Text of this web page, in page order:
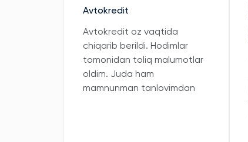
Avtokredit
Avtokredit oz vaqtida
chiqarib berildi. Hodimlar
tomonidan toliq malumotlar
oldim. Juda ham
mamnunman tanlovimdan